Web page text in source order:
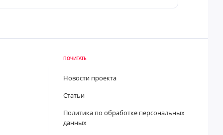
ПОЧИТАТЬ
Новости проекта
Статьи
Политика по обработке персональных
данных